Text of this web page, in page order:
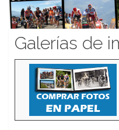
Galerías de